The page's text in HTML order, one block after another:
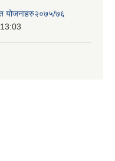
योजनाहरु२०७५/७६